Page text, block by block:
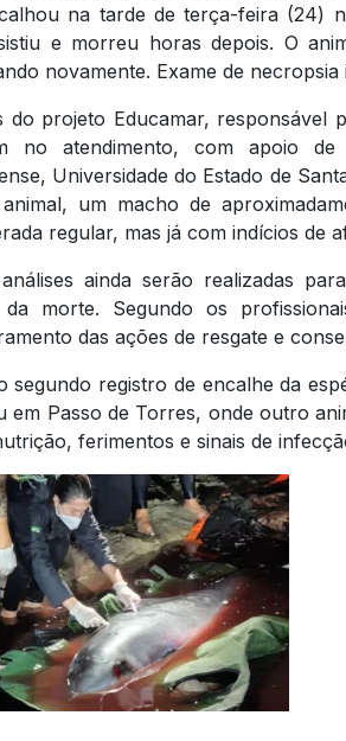
na tarde de terça-feira (24)
e morreu horas depois. O
novamente. Exame de
do projeto Educamar, responsável
no atendimento, com apoio
Universidade do Estado de
um macho de
regular, mas já com indícios de
ainda serão realizadas
da morte. Segundo os
das ações de resgate e
segundo registro de encalhe da
em Passo de Torres, onde outro
ferimentos e sinais de